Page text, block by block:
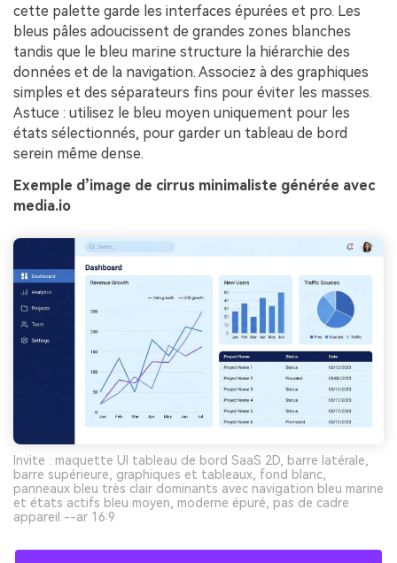
cette palette garde les interfaces épurées et pro. Les
bleus pâles adoucissent de grandes zones blanches
tandis que le bleu marine structure la hiérarchie des
données et de la navigation. Associez à des graphiques
simples et des séparateurs fins pour éviter les masses.
Astuce : utilisez le bleu moyen uniquement pour les
états sélectionnés, pour garder un tableau de bord
serein même dense.
Exemple d’image de cirrus minimaliste générée avec
media.io
Invite : maquette UI tableau de bord SaaS 2D, barre latérale,
barre supérieure, graphiques et tableaux, fond blanc,
panneaux bleu très clair dominants avec navigation bleu marine
et états actifs bleu moyen, moderne épuré, pas de cadre
appareil --ar 16:9